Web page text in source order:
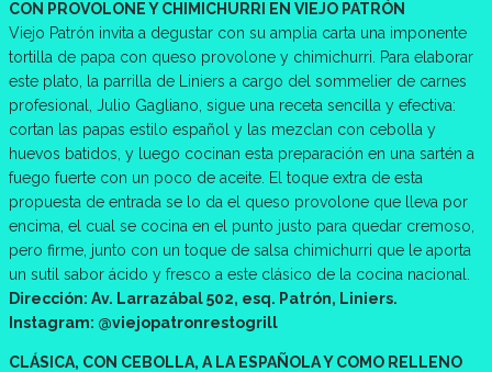
CON PROVOLONE Y CHIMICHURRI EN VIEJO PATRÓN
Viejo Patrón invita a degustar con su amplia carta una imponente
tortilla de papa con queso provolone y chimichurri. Para elaborar
este plato, la parrilla de Liniers a cargo del sommelier de carnes
profesional, Julio Gagliano, sigue una receta sencilla y efectiva:
cortan las papas estilo español y las mezclan con cebolla y
huevos batidos, y luego cocinan esta preparación en una sartén a
fuego fuerte con un poco de aceite. El toque extra de esta
propuesta de entrada se lo da el queso provolone que lleva por
encima, el cual se cocina en el punto justo para quedar cremoso,
pero firme, junto con un toque de salsa chimichurri que le aporta
un sutil sabor ácido y fresco a este clásico de la cocina nacional.
Dirección: Av. Larrazábal 502, esq. Patrón, Liniers.
Instagram: @viejopatronrestogrill
CLÁSICA, CON CEBOLLA, A LA ESPAÑOLA Y COMO RELLENO